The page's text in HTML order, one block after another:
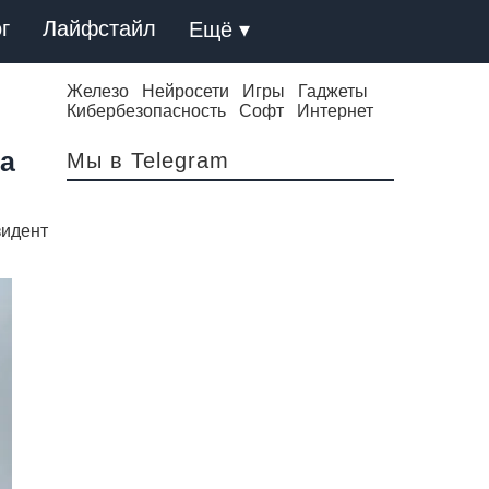
Лайфстайл Ещё ▾
Железо Нейросети Игры
Гаджеты
Кибербезопасность
Софт Интернет
Мы в Telegram